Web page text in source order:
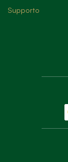
Supporto